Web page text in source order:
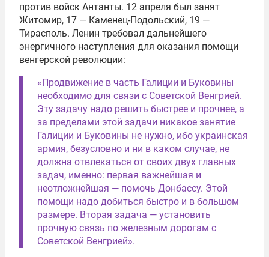
против войск Антанты. 12 апреля был занят
Житомир, 17 — Каменец-Подольский, 19 —
Тирасполь. Ленин требовал дальнейшего
энергичного наступления для оказания помощи
венгерской революции:
«Продвижение в часть Галиции и Буковины
необходимо для связи с Советской Венгрией.
Эту задачу надо решить быстрее и прочнее, а
за пределами этой задачи никакое занятие
Галиции и Буковины не нужно, ибо украинская
армия, безусловно и ни в каком случае, не
должна отвлекаться от своих двух главных
задач, именно: первая важнейшая и
неотложнейшая — помочь Донбассу. Этой
помощи надо добиться быстро и в большом
размере. Вторая задача — установить
прочную связь по железным дорогам с
Советской Венгрией».